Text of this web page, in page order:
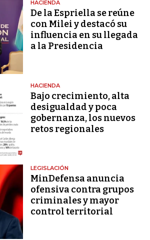
HACIENDA
De la Espriella se reúne
con Milei y destacó su
influencia en su llegada
a la Presidencia
HACIENDA
Bajo crecimiento, alta
desigualdad y poca
gobernanza, los nuevos
retos regionales
LEGISLACIÓN
MinDefensa anuncia
ofensiva contra grupos
criminales y mayor
control territorial